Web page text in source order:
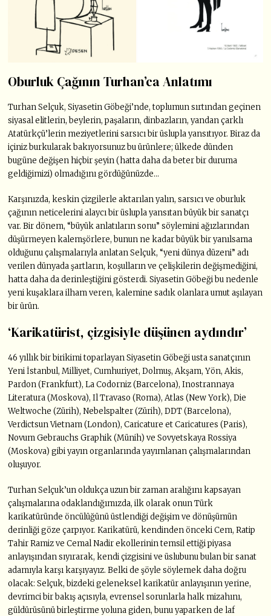
Oburluk Çağının Turhan’ca Anlatımı
Turhan Selçuk, Siyasetin Göbeği’nde, toplumun sırtından geçinen
siyasal elitlerin, beylerin, paşaların, dinbazların, yandan çarklı
Atatürkçü’lerin meziyetlerini sarsıcı bir üslupla yansıtıyor. Biraz da
içiniz burkularak bakıyorsunuz bu ürünlere; ülkede dünden
bugüne değişen hiçbir şeyin (hatta daha da beter bir duruma
geldiğimizi) olmadığını gördüğünüzde…
Karşınızda, keskin çizgilerle aktarılan yalın, sarsıcı ve oburluk
çağının neticelerini alaycı bir üslupla yansıtan büyük bir sanatçı
var. Bir dönem, “büyük anlatıların sonu” söylemini ağızlarından
düşürmeyen kalemşörlere, bunun ne kadar büyük bir yanılsama
olduğunu çalışmalarıyla anlatan Selçuk, “yeni dünya düzeni” adı
verilen dünyada şartların, koşulların ve çelişkilerin değişmediğini,
hatta daha da derinleştiğini gösterdi. Siyasetin Göbeği bu nedenle
yeni kuşaklara ilham veren, kalemine sadık olanlara umut aşılayan
bir ürün.
‘Karikatürist, çizgisiyle düşünen aydındır’
46 yıllık bir birikimi toparlayan Siyasetin Göbeği usta sanatçının
Yeni İstanbul, Milliyet, Cumhuriyet, Dolmuş, Akşam, Yön, Akis,
Pardon (Frankfurt), La Codorniz (Barcelona), Inostrannaya
Literatura (Moskova), Il Travaso (Roma), Atlas (New York), Die
Weltwoche (Zürih), Nebelspalter (Zürih), DDT (Barcelona),
Verdictsun Vietnam (London), Caricature et Caricatures (Paris),
Novum Gebrauchs Graphik (Münih) ve Sovyetskaya Rossiya
(Moskova) gibi yayın organlarında yayımlanan çalışmalarından
oluşuyor.
Turhan Selçuk’un oldukça uzun bir zaman aralığını kapsayan
çalışmalarına odaklandığımızda, ilk olarak onun Türk
karikatüründe öncülüğünü üstlendiği değişim ve dönüşümün
derinliği göze çarpıyor. Karikatürü, kendinden önceki Cem, Ratip
Tahir Ramiz ve Cemal Nadir ekollerinin temsil ettiği piyasa
anlayışından sıyırarak, kendi çizgisini ve üslubunu bulan bir sanat
adamıyla karşı karşıyayız. Belki de şöyle söylemek daha doğru
olacak: Selçuk, bizdeki geleneksel karikatür anlayışının yerine,
devrimci bir bakış açısıyla, evrensel sorunlarla halk mizahını,
güldürüsünü birleştirme yoluna giden, bunu yaparken de laf